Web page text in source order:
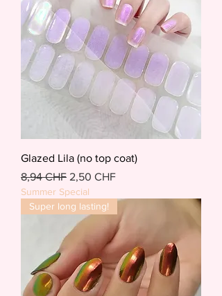
Glazed Lila (no top coat)
Standardpreis
8,94 CHF Sale-Preis
2,50 CHF
Summer Special
Super long lasting!